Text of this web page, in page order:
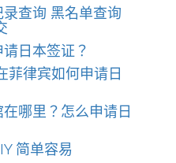
查询 黑名单查询
日本签证？
菲律宾如何申请日
哪里？怎么申请日
简单容易